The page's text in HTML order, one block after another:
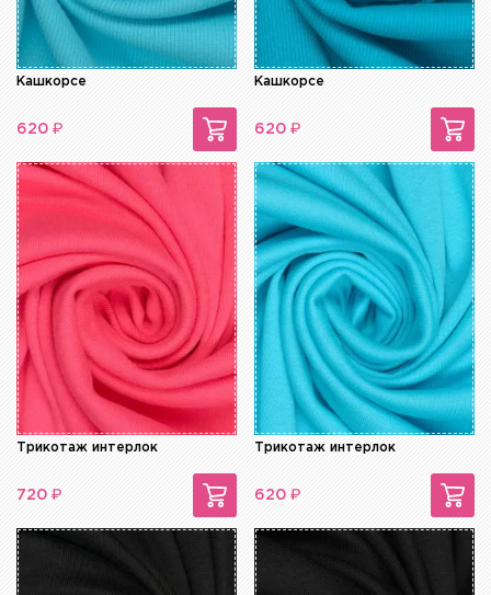
Кашкорсе
620 ₽
Кашкорсе
620 ₽
Трикотаж интерлок
720 ₽
Трикотаж интерлок
620 ₽